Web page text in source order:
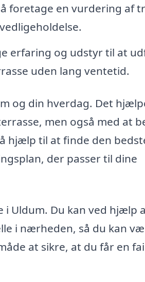
foretage en vurdering af
erfaring og udstyr til at
uden lang ventetid.
og din hverdag. Det
men også med at
hjælp til at finde den
der passer til dine
Uldum. Du kan ved hjælp
i nærheden, så du kan
at sikre, at du får en